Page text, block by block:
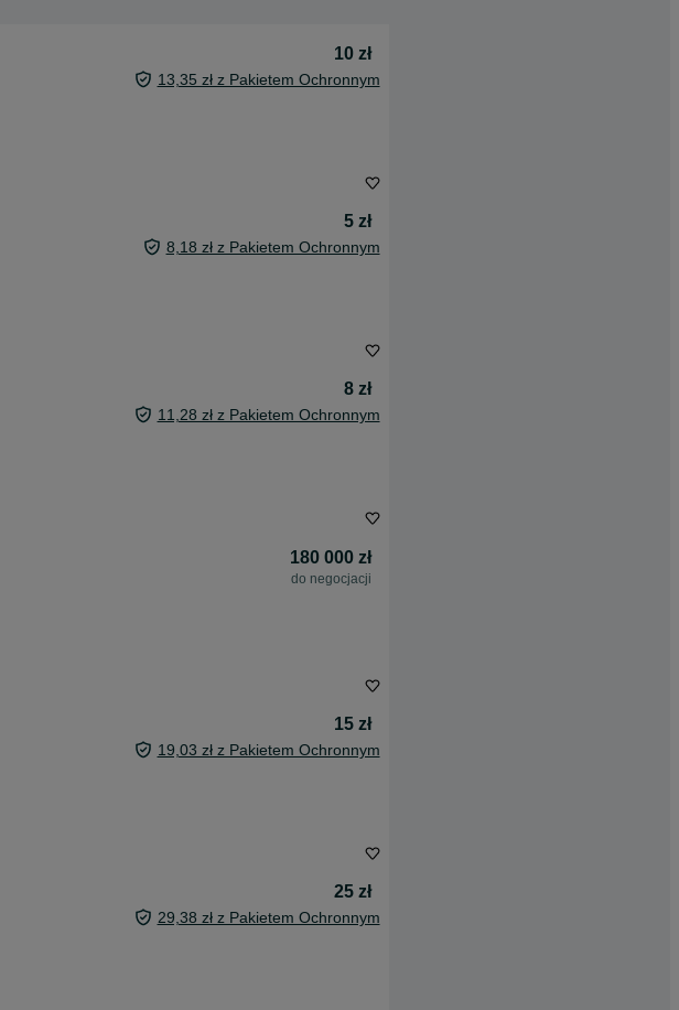
10 zł
13,35 zł z Pakietem Ochronnym
5 zł
8,18 zł z Pakietem Ochronnym
8 zł
11,28 zł z Pakietem Ochronnym
180 000 zł
do negocjacji
15 zł
19,03 zł z Pakietem Ochronnym
25 zł
29,38 zł z Pakietem Ochronnym